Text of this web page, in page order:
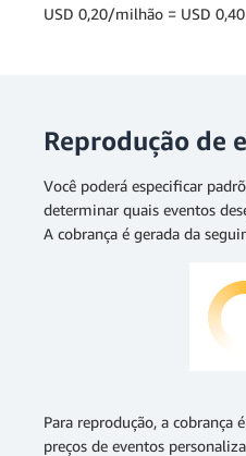
USD 0,20/milhão = USD
Reprodução de
Você poderá especificar
determinar quais eventos
A cobrança é gerada da
Para reprodução, a cobrança
preços de eventos